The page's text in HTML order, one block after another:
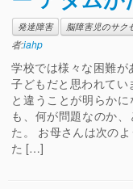
発達障害 脳障害児のサク
者:iahp
学校では様々な困難
子どもだと思われてい
と違うことが明らか
も、何が問題なのか
た。 お母さんは次の
た […]